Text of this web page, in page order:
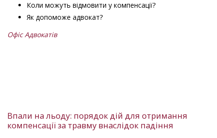
Коли можуть відмовити у компенсації?
Як допоможе адвокат?
Офіс Адвокатів
Впали на льоду: порядок дій для отримання
компенсації за травму внаслідок падіння